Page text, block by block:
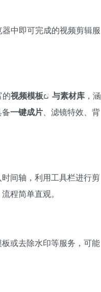
中即可完成的视频剪辑服
的视频模板 与素材库 ，涵
一键成片、滤镜特效、背
间轴，利用工具栏进行剪
程简单直观。
或去除水印等服务，可能